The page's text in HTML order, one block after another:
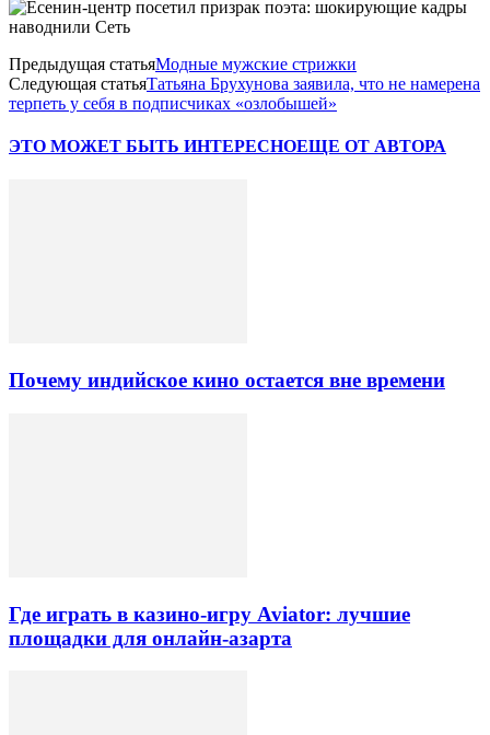
Предыдущая статьяМодные мужские стрижки
Следующая статьяТатьяна Брухунова заявила, что не намерена
терпеть у себя в подписчиках «озлобышей»
ЭТО МОЖЕТ БЫТЬ ИНТЕРЕСНОЕЩЕ ОТ АВТОРА
Почему индийское кино остается вне времени
Где играть в казино-игру Aviator: лучшие
площадки для онлайн-азарта